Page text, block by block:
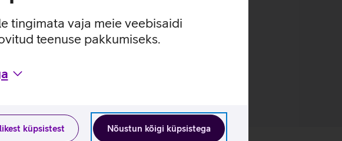
tingimata vaja meie veebisaidi
teenuse pakkumiseks.
Nõustun kõigi küpsistega
küpsistest